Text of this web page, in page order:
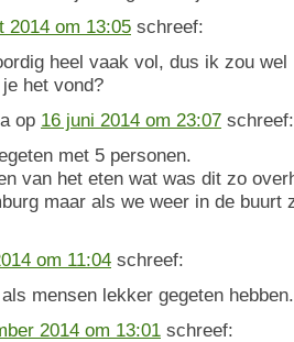
2014 om 13:05 schreef:
heel vaak vol, dus ik zou
het vond?
op 16 juni 2014 om 23:07 schreef:
met 5 personen.
van het eten wat was dit zo
maar als we weer in de buurt
om 11:04 schreef:
mensen lekker gegeten
2014 om 13:01 schreef: